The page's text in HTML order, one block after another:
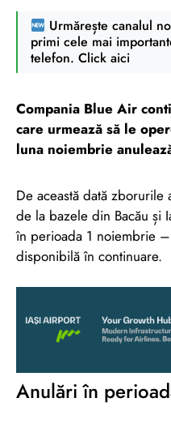
Urmărește canalul
primi cele mai
telefon. Click aici
Compania Blue Air
care urmează să le
luna noiembrie
De această dată
de la bazele din Bacău și
în perioada 1 noiembrie
disponibilă în continuare.
Anulări în